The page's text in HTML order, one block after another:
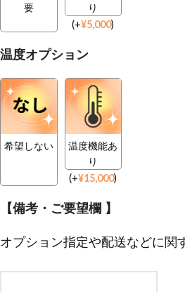
要
り
(+¥5,000)
温度オプション
希望しない
温度機能あ
り
(+¥15,000)
【備考・ご要望欄 】
オプション指定や配送などに関